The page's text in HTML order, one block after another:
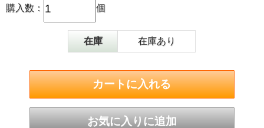
型番
3B-3118
ＪＡＮ
4986920311814
（約）幅60cm/長さ180cm/厚さ10mm
（約）800g
素材
マット：合成ゴム（ニトリルゴム）
購入数： 個
在庫 在庫あり